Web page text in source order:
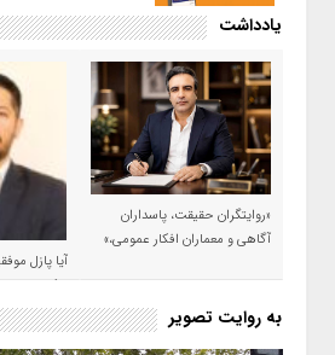
یادداشت
«روایتگران حقیقت، پاسداران
آگاهی و معماران افکار عمومی،»
آیا پازل
شود؟!
به روایت تصویر